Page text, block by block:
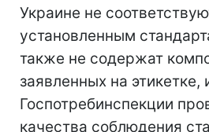
Украине не
установленным
также не содержат
заявленных на этикетке,
Госпотребинспекции
качества соблюдения